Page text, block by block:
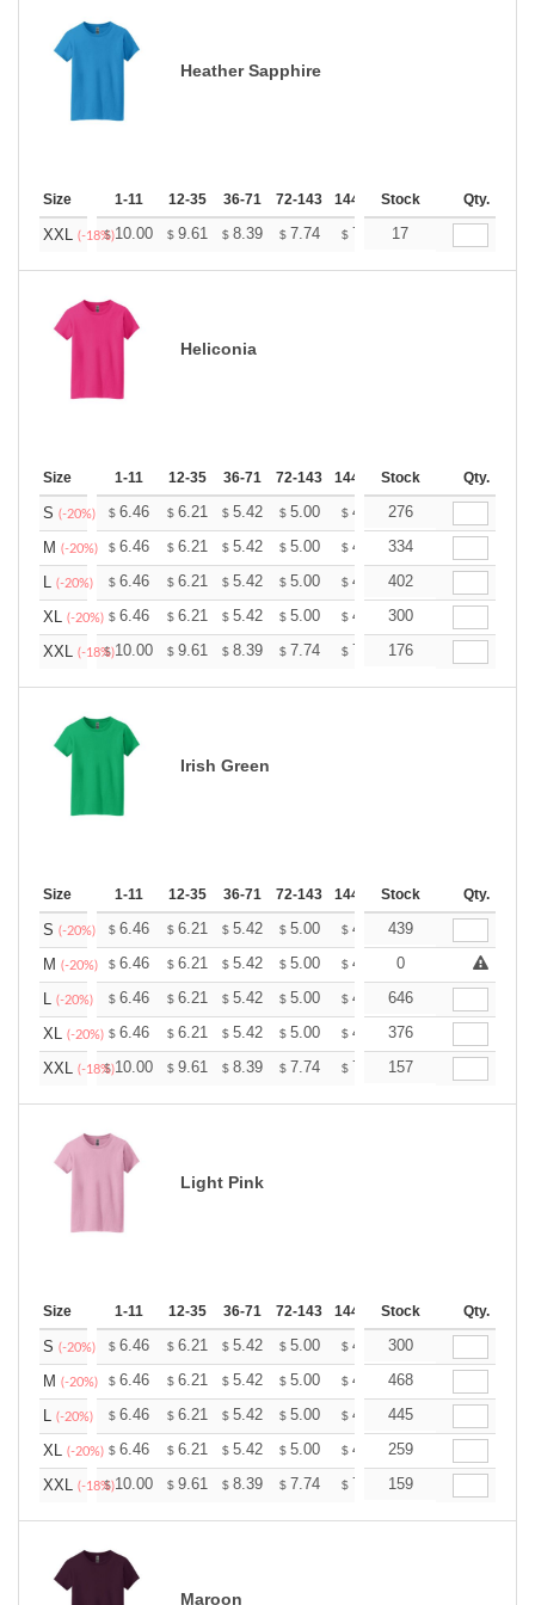
Heather Sapphire
Size 1-11 12-35 36-71 72-143 144-287 288 + More
Stock Qty.
XXL (-18%)
$10.00 $ 9.61 $ 8.39 $ 7.74 $ 7.35 $
17
Heliconia
Size 1-11 12-35 36-71 72-143 144-287 288 + More
Stock Qty.
S (-20%) $ 6.46 $ 6.21 $ 5.42 $ 5.00 $ 4.75 $
276
M (-20%) $ 6.46 $ 6.21 $ 5.42 $ 5.00 $ 4.75 $
334
L (-20%) $ 6.46 $ 6.21 $ 5.42 $ 5.00 $ 4.75 $
402
XL (-20%) $ 6.46 $ 6.21 $ 5.42 $ 5.00 $ 4.75 $
300
XXL (-18%)
$10.00 $ 9.61 $ 8.39 $ 7.74 $ 7.35 $
176
Irish Green
Size 1-11 12-35 36-71 72-143 144-287 288 + More
Stock Qty.
S (-20%) $ 6.46 $ 6.21 $ 5.42 $ 5.00 $ 4.75 $
439
M (-20%) $ 6.46 $ 6.21 $ 5.42 $ 5.00 $ 4.75 $ +
0
L (-20%) $ 6.46 $ 6.21 $ 5.42 $ 5.00 $ 4.75 $
646
XL (-20%) $ 6.46 $ 6.21 $ 5.42 $ 5.00 $ 4.75 $
376
XXL (-18%)
$10.00 $ 9.61 $ 8.39 $ 7.74 $ 7.35 $
157
Light Pink
Size 1-11 12-35 36-71 72-143 144-287 288 + More
Stock Qty.
S (-20%) $ 6.46 $ 6.21 $ 5.42 $ 5.00 $ 4.75 $
300
M (-20%) $ 6.46 $ 6.21 $ 5.42 $ 5.00 $ 4.75 $
468
L (-20%) $ 6.46 $ 6.21 $ 5.42 $ 5.00 $ 4.75 $
445
XL (-20%) $ 6.46 $ 6.21 $ 5.42 $ 5.00 $ 4.75 $
259
XXL (-18%)
$10.00 $ 9.61 $ 8.39 $ 7.74 $ 7.35 $
159
Maroon